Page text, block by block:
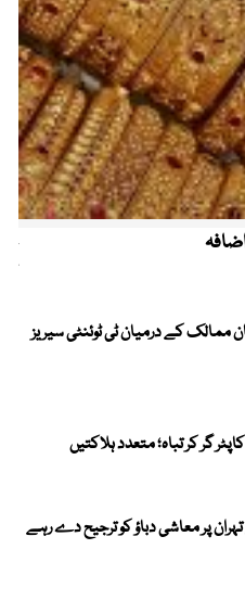
کے میزبان ممالک کے درمیان ٹی ٹوئنٹی سیریز
پر معاشی دباؤ کو ترجیح دے رہے